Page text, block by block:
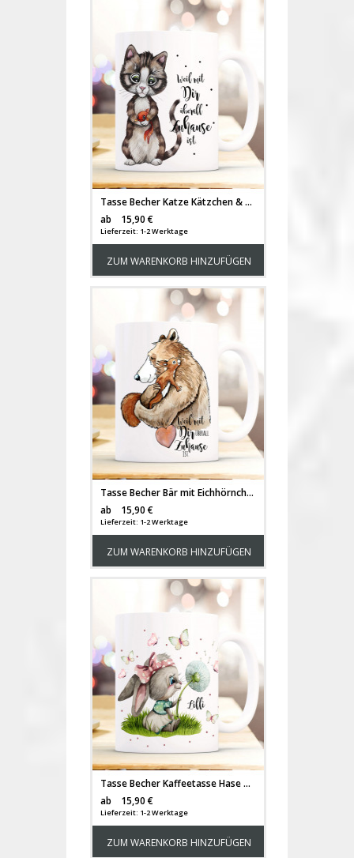
Tasse Becher Katze Kätzchen & Spruch Weil mit Dir überall Zuhause ist Kaffeetasse Kaffeebecher Geschenk ts1113
ab
15,90 €
Lieferzeit: 1-2 Werktage
ZUM WARENKORB HINZUFÜGEN
Tasse Becher Bär mit Eichhörnchen & Spruch Weil mit Dir überall Zuhause ist Kaffeetasse Kaffeebecher Geschenk ts1115
ab
15,90 €
Lieferzeit: 1-2 Werktage
ZUM WARENKORB HINZUFÜGEN
Tasse Becher Kaffeetasse Hase Häschen mit Pusteblume & Name Wunschname Kaffeebecher Geschenk Spruchbecher ts1116
ab
15,90 €
Lieferzeit: 1-2 Werktage
ZUM WARENKORB HINZUFÜGEN